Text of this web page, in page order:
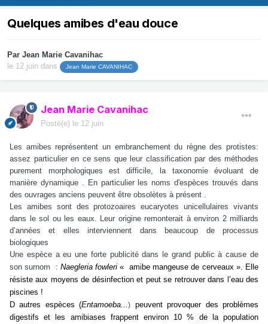
Quelques amibes d'eau douce
Par Jean Marie Cavanihac
le 12 juin dans Jean Marie CAVANIHAC
Jean Marie Cavanihac
Posté(e) le 12 juin
Les amibes représentent un embranchement du règne des protistes:
assez particulier en ce sens que leur classification par des méthodes
purement morphologiques est difficile, la taxonomie évoluant de
manière dynamique . En particulier les noms d'espèces trouvés dans
des ouvrages anciens peuvent être obsolètes à présent .
Les amibes sont des protozoaires eucaryotes unicellulaires vivants
dans le sol ou les eaux. Leur origine remonterait à environ 2 milliards
d’années et elles interviennent dans beaucoup de processus
biologiques
Une espèce a eu une forte publicité dans le grand public à cause de
son surnom : Naegleria fowleri « amibe mangeuse de cerveaux ».
Elle
résiste aux moyens de désinfection et peut se retrouver dans l’eau des
piscines !
D autres espèces (Entamoeba...) peuvent provoquer des problèmes
digestifs et les amibiases frappent environ 10 % de la population